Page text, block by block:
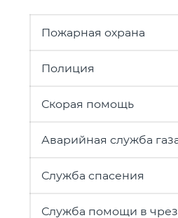
Пожарная охрана
Полиция
Скорая помощь
Аварийная служба
Служба спасения
Служба помощи в